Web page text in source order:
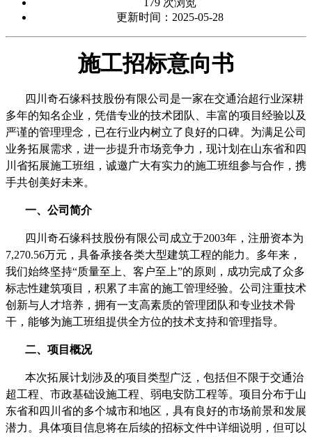
更新时间：2025-05-28
施工招标意向书
四川奇石缘科技股份有限公司是一家在交通治超行业深耕
多年的知名企业，凭借专业的技术团队、丰富的项目经验以及
严谨的管理理念，已在行业内树立了良好的口碑。为满足公司
业务拓展需求，进一步提升市场竞争力，现计划在山东省和四
川省拓展施工班组，诚邀广大有实力的施工班组参与合作，携
手共创美好未来。
一、公司简介
四川奇石缘科技股份有限公司成立于2003年，注册资本为
7,270.56万元 ，具备承接各类大型建筑工程的能力。多年来，
我们始终坚持“质量至上、客户至上”的原则，成功完成了众多
标志性建筑项目，积累了丰富的施工管理经验。公司注重技术
创新与人才培养，拥有一支高素质的管理团队和专业技术骨
干，能够为施工班组提供全方位的技术支持和管理指导。
二、项目概况
本次拓展计划涉及的项目类型广泛，包括但不限于交通治
超工程、市政基础设施工程、弱电安防工程等。项目分布于山
东省和四川省的多个城市和地区，具有良好的市场前景和发展
潜力。具体项目信息将在后续的招标文件中详细说明，但可以